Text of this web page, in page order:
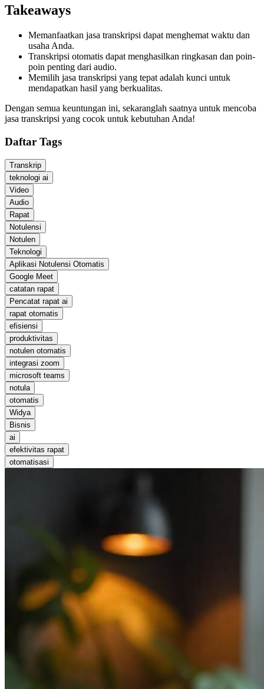
Takeaways
Memanfaatkan jasa transkripsi dapat menghemat waktu dan
usaha Anda.
Transkripsi otomatis dapat menghasilkan ringkasan dan poin-
poin penting dari audio.
Memilih jasa transkripsi yang tepat adalah kunci untuk
mendapatkan hasil yang berkualitas.
Dengan semua keuntungan ini, sekaranglah saatnya untuk mencoba
jasa transkripsi yang cocok untuk kebutuhan Anda!
Daftar Tags
Transkrip
teknologi ai
Video
Audio
Rapat
Notulensi
Notulen
Teknologi
Aplikasi Notulensi Otomatis
Google Meet
catatan rapat
Pencatat rapat ai
rapat otomatis
efisiensi
produktivitas
notulen otomatis
integrasi zoom
microsoft teams
notula
otomatis
Widya
Bisnis
ai
efektivitas rapat
otomatisasi